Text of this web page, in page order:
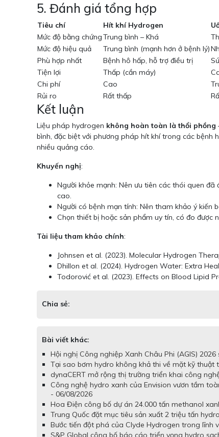
5. Đánh giá tổng hợp
Tiêu chí Hít khí Hydrogen
Mức độ bằng chứngTrung bình – Khá
Mức độ hiệu quả
Trung bình (mạnh hơn ở bệnh lý)
Phù hợp nhất
Bệnh hô hấp, hỗ trợ điều trị
Tiện lợi
Thấp (cần máy)
Chi phí
Cao
Rủi ro
Rất thấp
Kết luận
Liệu pháp hydrogen không hoàn toàn là thổi phồng
bình, đặc biệt với phương pháp hít khí trong các bệnh
nhiều quảng cáo.
Khuyến nghị:
Người khỏe mạnh: Nên ưu tiên các thói quen
cao.
Người có bệnh mạn tính: Nên tham khảo ý kiến
Chọn thiết bị hoặc sản phẩm uy tín, có đo được
Tài liệu tham khảo chính:
Johnsen et al. (2023). Molecular Hydrogen
Dhillon et al. (2024). Hydrogen Water: Extra
Todorović et al. (2023). Effects on Blood Lipid
Chia sẻ:
Bài viết khác:
Hội nghị Công nghiệp Xanh Châu Phi (AGIS)
Tại sao bơm hydro không khả thi về mặt kỹ thuật
dynaCERT mở rộng thị trường triển khai công
Công nghệ hydro xanh của Envision vươn tầm
- 06/08/2026
Hoa Điện công bố dự án 24.000 tấn methanol
Trung Quốc đặt mục tiêu sản xuất 2 triệu tấn
Bước tiến đột phá của Clyde Hydrogen trong lĩnh
S&P Global công bố báo cáo triển vọng hydro